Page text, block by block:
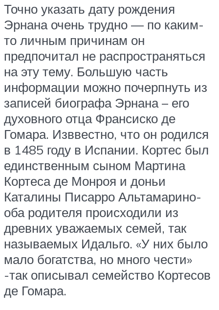
Точно указать дату рождения
Эрнана очень трудно — по каким-
то личным причинам он
предпочитал не распространяться
на эту тему. Большую часть
информации можно почерпнуть из
записей биографа Эрнана – его
духовного отца Франсиско де
Гомара. Изввестно, что он родился
в 1485 году в Испании. Кортес был
единственным сыном Мартина
Кортеса де Монроя и доньи
Каталины Писарро Альтамарино-
оба родителя происходили из
древних уважаемых семей, так
называемых Идальго. «У них было
мало богатства, но много чести»
-так описывал семейство Кортесов
де Гомара.